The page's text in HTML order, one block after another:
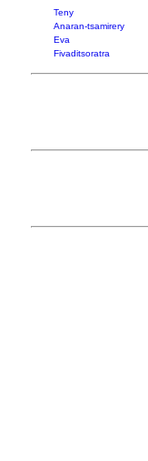
Teny
Anaran-tsamirery
Eva
Fivaditsoratra